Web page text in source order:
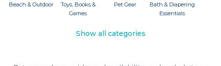
Beach & Outdoor
Toys, Books &
Games
Pet Gear
Bath & Diapering
Essentials
Show all categories